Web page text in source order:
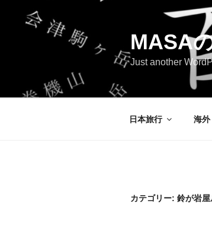
MASA
Just another
日本旅行 海外
カテゴリー: 鈴が岩屋